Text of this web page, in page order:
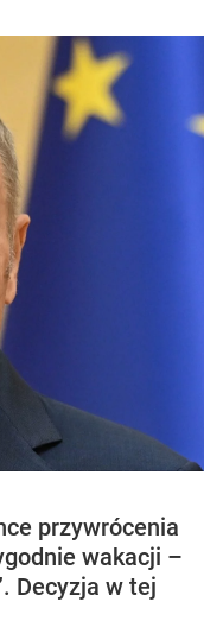
przywrócenia
wakacji –
Decyzja w tej